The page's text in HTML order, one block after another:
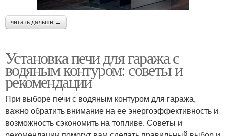
читать дальше →
Установка печи для гаража с
водяным контуром: советы и
рекомендации
При выборе печи с водяным контуром для гаража,
важно обратить внимание на ее энергоэффективность и
возможность сэкономить на топливе. Советы и